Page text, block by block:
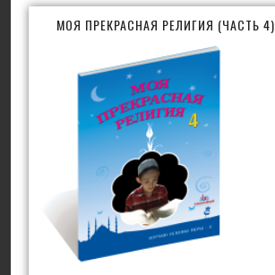
МОЯ ПРЕКРАСНАЯ РЕЛИГИЯ (ЧАСТЬ 4).